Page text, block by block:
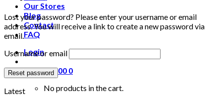
Our Stores
Blog
Contact
FAQ
Login
Cart /£0.00 0
No products in the cart.
Lost your password? Please enter your username or email
address. You will receive a link to create a new password via
email.
Username or email
Reset password
Latest